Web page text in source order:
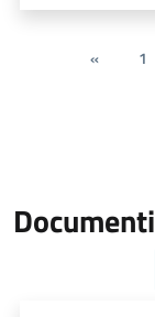
« 1
Documenti